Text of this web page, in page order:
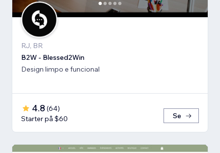
RJ, BR
B2W - Blessed2Win
Design limpo e funcional
4.8 (64)
Starter på $60
Se